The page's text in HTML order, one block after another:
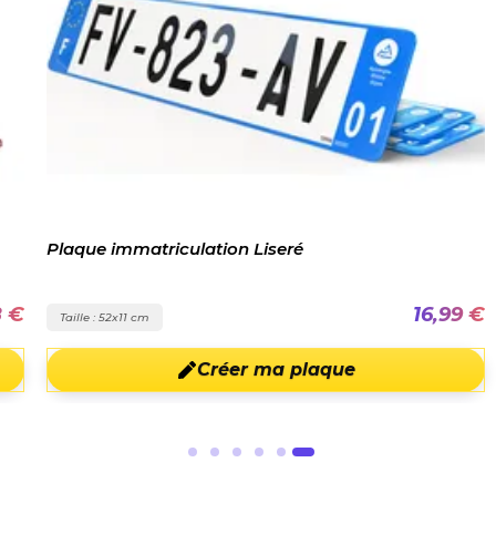
€
Plaque immatriculation Liseré
Taille : 52x11 cm 16,99 €
Créer ma plaque